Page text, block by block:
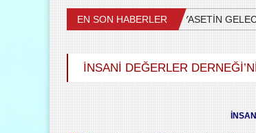
EN SON HABERLER
ÜLKEMİZDEKİ SİYASETİN
İNSANİ DEĞERLER